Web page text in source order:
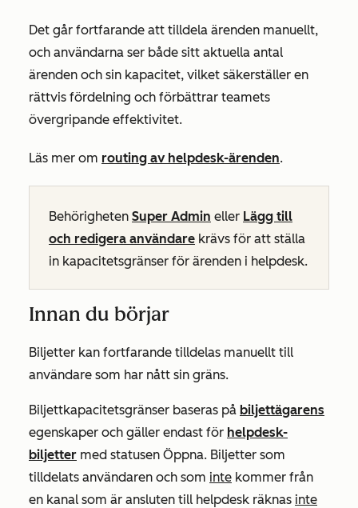
Det går fortfarande att tilldela ärenden manuellt,
och användarna ser både sitt aktuella antal
ärenden och sin kapacitet, vilket säkerställer en
rättvis fördelning och förbättrar teamets
övergripande effektivitet.
Läs mer om routing av helpdesk-ärenden.
Behörigheten Super Admin eller Lägg till
och redigera användare krävs för att ställa
in kapacitetsgränser för ärenden i helpdesk.
Innan du börjar
Biljetter kan fortfarande tilldelas manuellt till
användare som har nått sin gräns.
Biljettkapacitetsgränser baseras på biljettägarens
egenskaper och gäller endast för helpdesk-
biljetter med statusen Öppna. Biljetter som
tilldelats användaren och som inte kommer från
en kanal som är ansluten till helpdesk räknas inte